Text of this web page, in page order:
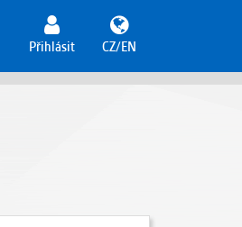
Přihlásit CZ/EN